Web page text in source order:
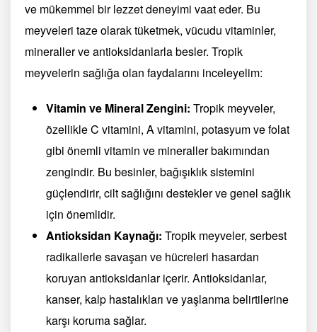
ve mükemmel bir lezzet deneyimi vaat eder. Bu
meyveleri taze olarak tüketmek, vücudu vitaminler,
mineraller ve antioksidanlarla besler. Tropik
meyvelerin sağlığa olan faydalarını inceleyelim:
Vitamin ve Mineral Zengini: Tropik meyveler,
özellikle C vitamini, A vitamini, potasyum ve folat
gibi önemli vitamin ve mineraller bakımından
zengindir. Bu besinler, bağışıklık sistemini
güçlendirir, cilt sağlığını destekler ve genel sağlık
için önemlidir.
Antioksidan Kaynağı: Tropik meyveler, serbest
radikallerle savaşan ve hücreleri hasardan
koruyan antioksidanlar içerir. Antioksidanlar,
kanser, kalp hastalıkları ve yaşlanma belirtilerine
karşı koruma sağlar.